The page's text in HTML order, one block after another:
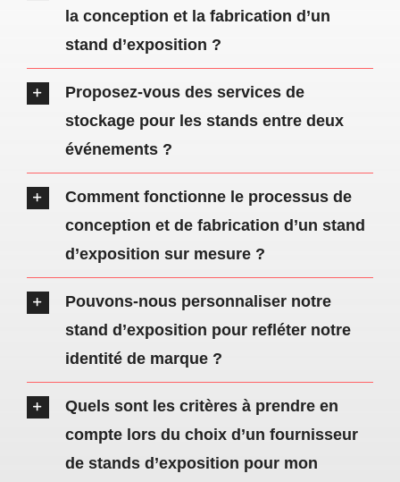
Contact
la conception et la fabrication d’un
stand d’exposition ?
Proposez-vous des services de
stockage pour les stands entre deux
événements ?
Comment fonctionne le processus de
conception et de fabrication d’un stand
d’exposition sur mesure ?
Pouvons-nous personnaliser notre
stand d’exposition pour refléter notre
identité de marque ?
Quels sont les critères à prendre en
compte lors du choix d’un fournisseur
de stands d’exposition pour mon